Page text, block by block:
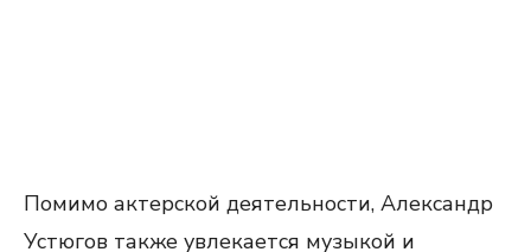
Помимо актерской деятельности, Александр
Устюгов также увлекается музыкой и